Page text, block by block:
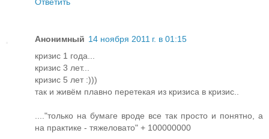
Анонимный 14 ноября 2011 г. в 01:15
кризис 1 года...
кризис 3 лет...
кризис 5 лет :)))
так и живём плавно перетекая из кризиса в кризис..
...."только на бумаге вроде все так просто и понятно, а
на практике - тяжеловато" + 100000000